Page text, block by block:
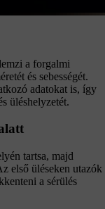
a forgalmi
és sebességét.
adatokat is, így
üléshelyzetét.
tartsa, majd
első üléseken utazók
a sérülés